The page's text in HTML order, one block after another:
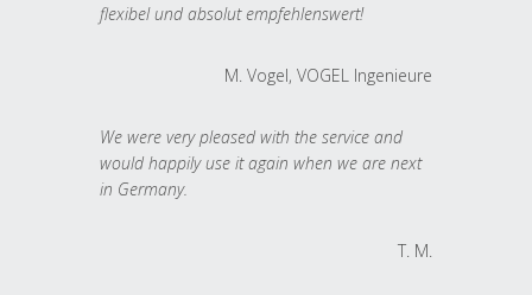
flexibel und absolut empfehlenswert!
M. Vogel, VOGEL Ingenieure
We were very pleased with the service and
would happily use it again when we are next
in Germany.
T. M.